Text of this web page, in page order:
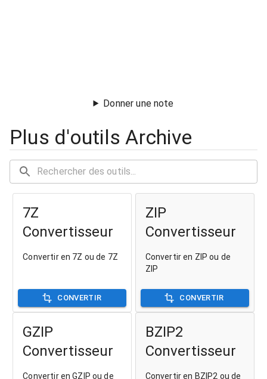
Donner une note
Plus d'outils Archive
7Z
Convertisseur
Convertir en 7Z ou de 7Z
CONVERTIR
ZIP
Convertisseur
Convertir en ZIP ou de
ZIP
CONVERTIR
GZIP
Convertisseur
Convertir en GZIP ou de
BZIP2
Convertisseur
Convertir en BZIP2 ou de